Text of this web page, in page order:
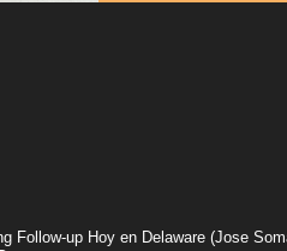
Follow-up Hoy en Delaware (Jose